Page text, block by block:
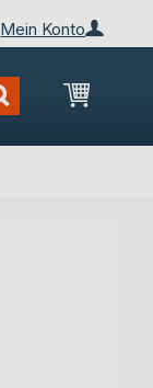
Mein Konto
Mein